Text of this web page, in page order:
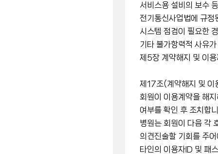
서비스용 설비의 보수
전기통신사업법에 규정
시스템 점검이 필요한
기타 불가항력적 사유
제5장 계약해지 및 이
제17조(계약해지 및 이
회원이 이용계약을 해
여부를 확인 후 조치합
병원는 회원이 다음 각
의견진술할 기회를 주어
타인의 이용자ID 및 패